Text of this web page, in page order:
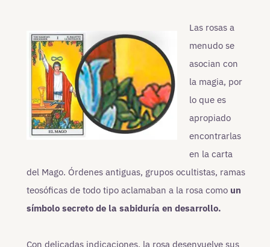
Las rosas a
menudo se
asocian con
la magia, por
lo que es
apropiado
encontrarlas
en la carta
del Mago. Órdenes antiguas, grupos ocultistas, ramas
teosóficas de todo tipo aclamaban a la rosa como un
símbolo secreto de la sabiduría en desarrollo.
Con delicadas indicaciones, la rosa desenvuelve sus